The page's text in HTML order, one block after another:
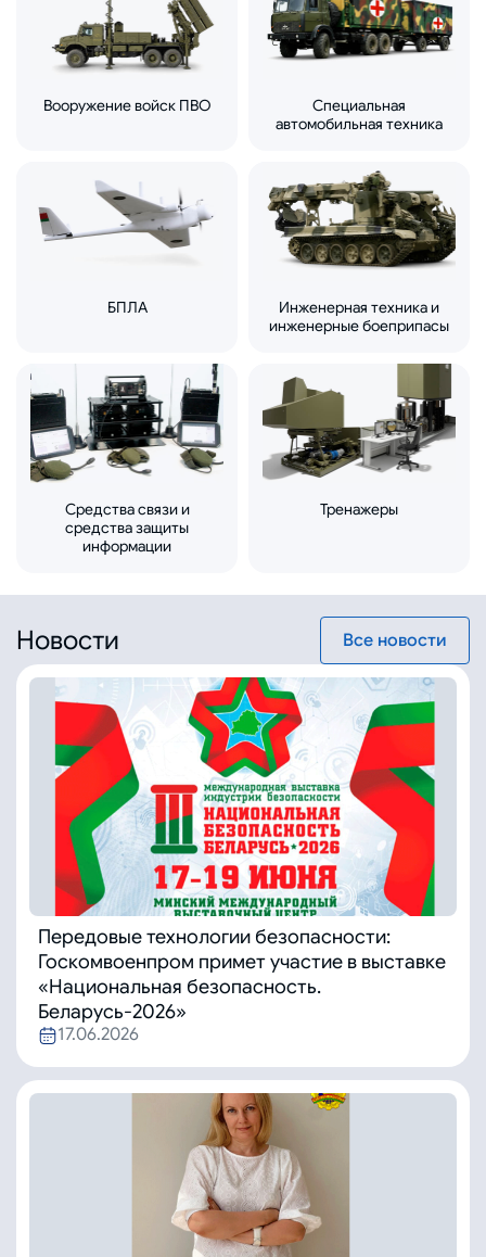
Вооружение войск ПВО
Специальная
автомобильная техника
БПЛА
Инженерная техника и
инженерные боеприпасы
Средства связи и
средства защиты
информации
Тренажеры
Новости Все новости
Передовые технологии безопасности:
Госкомвоенпром примет участие в выставке
«Национальная безопасность.
Беларусь-2026»
17.06.2026